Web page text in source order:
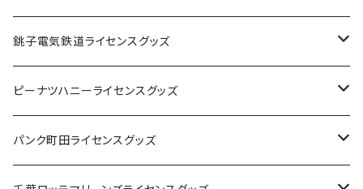
Tシャツ
キャップ
ステッカー
銚子電気鉄道ライセンスグッズ
ステッカー
缶バッジ
ピーナツハニーライセンスグッズ
Tシャツ
パンク町田ライセンスグッズ